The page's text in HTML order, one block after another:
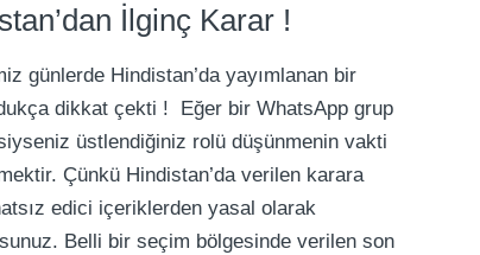
İlginç Karar !
günlerde Hindistan’da yayımlanan bir
dikkat çekti ! Eğer bir WhatsApp grup
üstlendiğiniz rolü düşünmenin vakti
Çünkü Hindistan’da verilen karara
edici içeriklerden yasal olarak
Belli bir seçim bölgesinde verilen son